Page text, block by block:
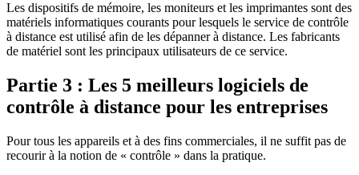
Les dispositifs de mémoire, les moniteurs et les imprimantes sont des
matériels informatiques courants pour lesquels le service de contrôle
à distance est utilisé afin de les dépanner à distance. Les fabricants
de matériel sont les principaux utilisateurs de ce service.
Partie 3 : Les 5 meilleurs logiciels de
contrôle à distance pour les entreprises
Pour tous les appareils et à des fins commerciales, il ne suffit pas de
recourir à la notion de « contrôle » dans la pratique.